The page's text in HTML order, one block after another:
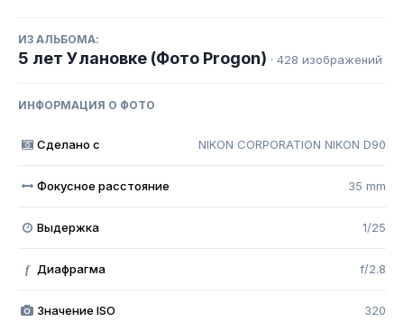
ИЗ АЛЬБОМА:
5 лет Улановке (Фото Progon) · 428 изображений
ИНФОРМАЦИЯ О ФОТО
Сделано с NIKON CORPORATION NIKON D90
Фокусное расстояние 35 mm
Выдержка 1/25
f Диафрагма f/2.8
Значение ISO 320